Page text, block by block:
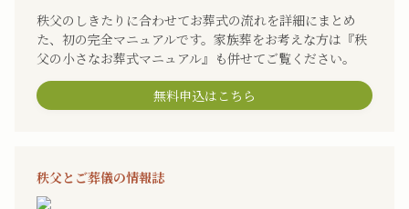
秩父のしきたりに合わせてお葬式の流れを詳細にまとめ
た、初の完全マニュアルです。家族葬をお考えな方は『秩
父の小さなお葬式マニュアル』も併せてご覧ください。
無料申込はこちら
秩父とご葬儀の情報誌